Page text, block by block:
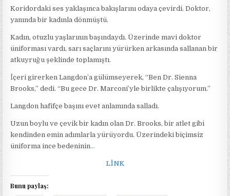
Koridordaki ses yaklaşınca bakışlarını odaya çevirdi. Doktor,
yanında bir kadınla dönmüştü.
Kadın, otuzlu yaşlarının başındaydı. Üzerinde mavi doktor
üniforması vardı, sarı saçlarını yürürken arkasında sallanan bir
atkuyruğu şeklinde toplamıştı.
İçeri girerken Langdon’a gülümseyerek, “Ben Dr. Sienna
Brooks,” dedi. “Bu gece Dr. Marconi’yle birlikte çalışıyorum.”
Langdon hafifçe başını evet anlamında salladı.
Uzun boylu ve çevik bir kadın olan Dr. Brooks, bir atlet gibi
kendinden emin adımlarla yürüyordu. Üzerindeki biçimsiz
üniforma ince bedeninin…
LİNK
Bunu paylaş: